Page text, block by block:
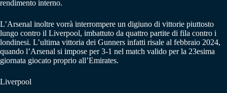
rendimento interno.
L’Arsenal inoltre vorrà interrompere un digiuno di vittorie piuttosto
lungo contro il Liverpool, imbattuto da quattro partite di fila contro i
londinesi. L’ultima vittoria dei Gunners infatti risale al febbraio 2024,
quando l’Arsenal si impose per 3-1 nel match valido per la 23esima
giornata giocato proprio all’Emirates.
Liverpool